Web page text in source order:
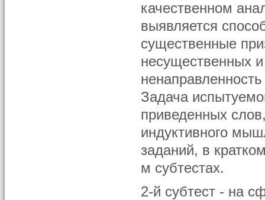
качественном
выявляется
существенные
несущественных
Задача
приведенных
индуктивного
заданий, в
м субтестах.
2-й субтест - на